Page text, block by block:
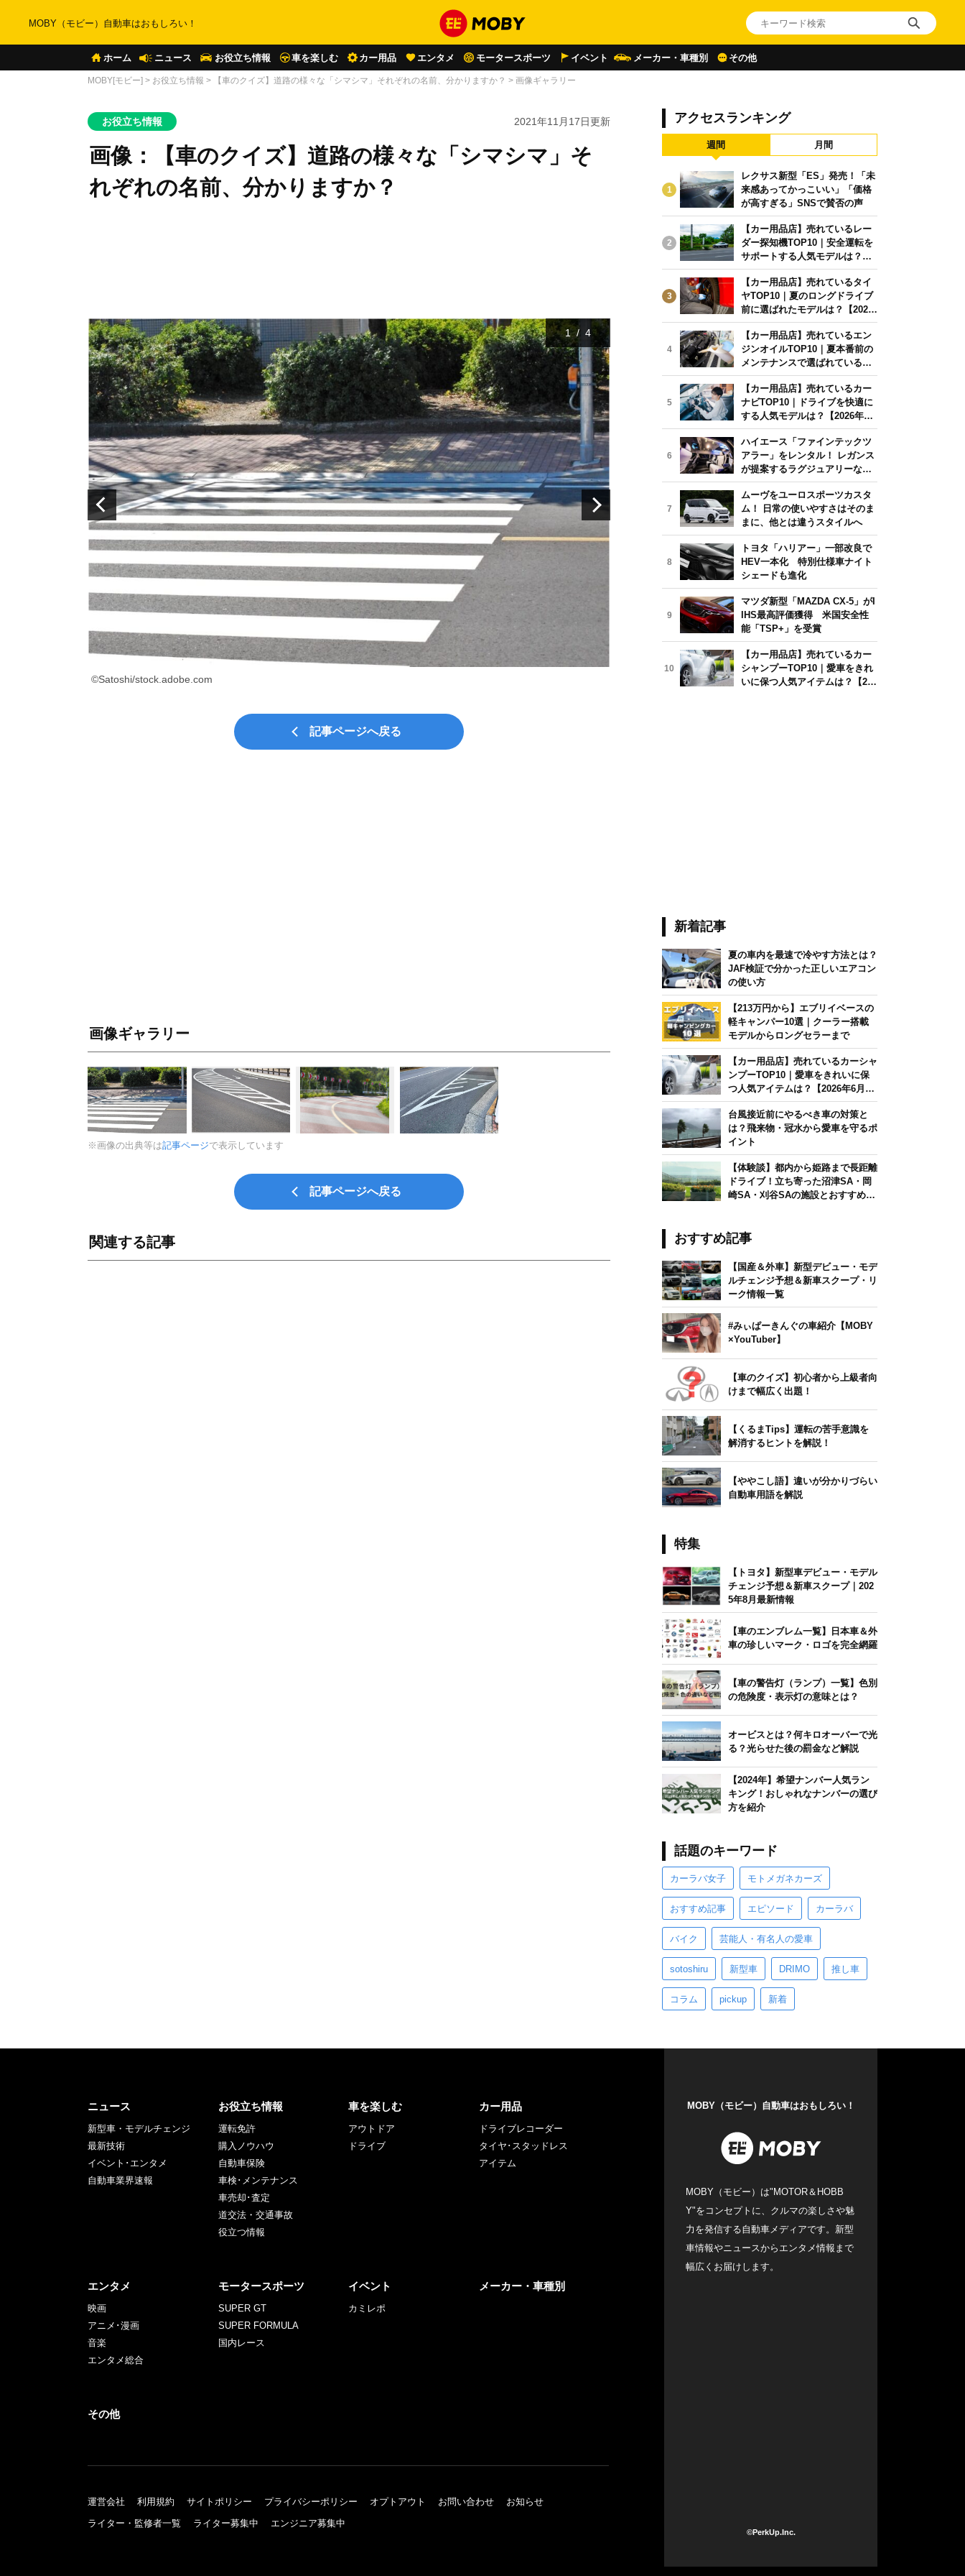
MOBY（モビー）自動車はおもしろい！
ホーム ニュース お役立ち情報 車を楽しむ カー用品 エンタメ モータースポーツ イベント メーカー・車種別 その他
MOBY[モビー] > お役立ち情報 > 【車のクイズ】道路の様々な「シマシマ」それぞれの名前、分かりますか？ > 画像ギャラリー
お役立ち情報 2021年11月17日更新
画像：【車のクイズ】道路の様々な「シマシマ」そ
れぞれの名前、分かりますか？
©Satoshi/stock.adobe.com ©xiaosan/stock.adobe.com
1/ 4
記事ページへ戻る
画像ギャラリー
※画像の出典等は記事ページで表示しています
記事ページへ戻る
関連する記事
アクセスランキング
週間 月間
1
レクサス新型「ES」発売！「未
来感あってかっこいい」「価格
が高すぎる」SNSで賛否の声
2
【カー用品店】売れているレー
ダー探知機TOP10｜安全運転を
サポートする人気モデルは？【2
026年6月版】
3
【カー用品店】売れているタイ
ヤTOP10｜夏のロングドライブ
前に選ばれたモデルは？【2026
年6月版】
4
【カー用品店】売れているエン
ジンオイルTOP10｜夏本番前の
メンテナンスで選ばれている人
気モデルは？【2026年6月版】
5
【カー用品店】売れているカー
ナビTOP10｜ドライブを快適に
する人気モデルは？【2026年6
月版】
6
ハイエース「ファインテックツ
アラー」をレンタル！ レガンス
が提案するラグジュアリーな移
動体験
7
ムーヴをユーロスポーツカスタ
ム！ 日常の使いやすさはそのま
まに、他とは違うスタイルへ
8
トヨタ「ハリアー」一部改良で
HEV一本化 特別仕様車ナイト
シェードも進化
9
マツダ新型「MAZDA CX-5」がI
IHS最高評価獲得 米国安全性
能「TSP+」を受賞
10
【カー用品店】売れているカー
シャンプーTOP10｜愛車をきれ
いに保つ人気アイテムは？【202
新着記事
夏の車内を最速で冷やす方法とは？
JAF検証で分かった正しいエアコン
の使い方
【213万円から】エブリイベースの
軽キャンパー10選｜クーラー搭載
モデルからロングセラーまで
【カー用品店】売れているカーシャ
ンプーTOP10｜愛車をきれいに保
つ人気アイテムは？【2026年6月
版】
台風接近前にやるべき車の対策と
は？飛来物・冠水から愛車を守るポ
イント
【体験談】都内から姫路まで長距離
ドライブ！立ち寄った沼津SA・岡
崎SA・刈谷SAの施設とおすすめグ
おすすめ記事
【国産＆外車】新型デビュー・モデ
ルチェンジ予想＆新車スクープ・リ
ーク情報一覧
#みぃぱーきんぐの車紹介【MOBY
×YouTuber】
【車のクイズ】初心者から上級者向
けまで幅広く出題！
【くるまTips】運転の苦手意識を
解消するヒントを解説！
【ややこし語】違いが分かりづらい
自動車用語を解説
特集
【トヨタ】新型車デビュー・モデル
チェンジ予想＆新車スクープ｜202
5年8月最新情報
【車のエンブレム一覧】日本車＆外
車の珍しいマーク・ロゴを完全網羅
【車の警告灯（ランプ）一覧】色別
の危険度・表示灯の意味とは？
オービスとは？何キロオーバーで光
る？光らせた後の罰金など解説
【2024年】希望ナンバー人気ラン
キング！おしゃれなナンバーの選び
方を紹介
話題のキーワード
カーラバ女子 モトメガネカーズ
おすすめ記事 エピソード カーラバ
バイク 芸能人・有名人の愛車
sotoshiru 新型車 DRIMO 推し車
コラム pickup 新着
ニュース
新型車・モデルチェンジ
最新技術
イベント･エンタメ
自動車業界速報
お役立ち情報
運転免許
購入ノウハウ
自動車保険
車検･メンテナンス
車売却･査定
道交法・交通事故
役立つ情報
車を楽しむ
アウトドア
ドライブ
カー用品
ドライブレコーダー
タイヤ･スタッドレス
アイテム
エンタメ
映画
アニメ･漫画
音楽
エンタメ総合
モータースポーツ
SUPER GT
SUPER FORMULA
国内レース
イベント
カミレポ
メーカー・車種別
その他
運営会社 利用規約 サイトポリシー プライバシーポリシー オプトアウト お問い合わせ
お知らせ
ライター・監修者一覧
ライター募集中 エンジニア募集中
MOBY（モビー）自動車はおもしろい！
MOBY（モビー）は"MOTOR＆HOBB
Y"をコンセプトに、クルマの楽しさや魅
力を発信する自動車メディアです。新型
車情報やニュースからエンタメ情報まで
幅広くお届けします。
©PerkUp.Inc.